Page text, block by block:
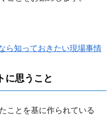
ら知っておきたい現場事情
に思うこと
ことを基に作られている